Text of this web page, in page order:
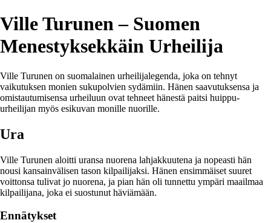
Ville Turunen – Suomen
Menestyksekkäin Urheilija
Ville Turunen on suomalainen urheilijalegenda, joka on tehnyt
vaikutuksen monien sukupolvien sydämiin. Hänen saavutuksensa ja
omistautumisensa urheiluun ovat tehneet hänestä paitsi huippu-
urheilijan myös esikuvan monille nuorille.
Ura
Ville Turunen aloitti uransa nuorena lahjakkuutena ja nopeasti hän
nousi kansainvälisen tason kilpailijaksi. Hänen ensimmäiset suuret
voittonsa tulivat jo nuorena, ja pian hän oli tunnettu ympäri maailmaa
kilpailijana, joka ei suostunut häviämään.
Ennätykset